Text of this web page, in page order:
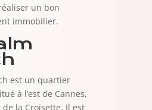
un bon
immobilier.
est un quartier
à l’est de Cannes,
la Croisette. Il est